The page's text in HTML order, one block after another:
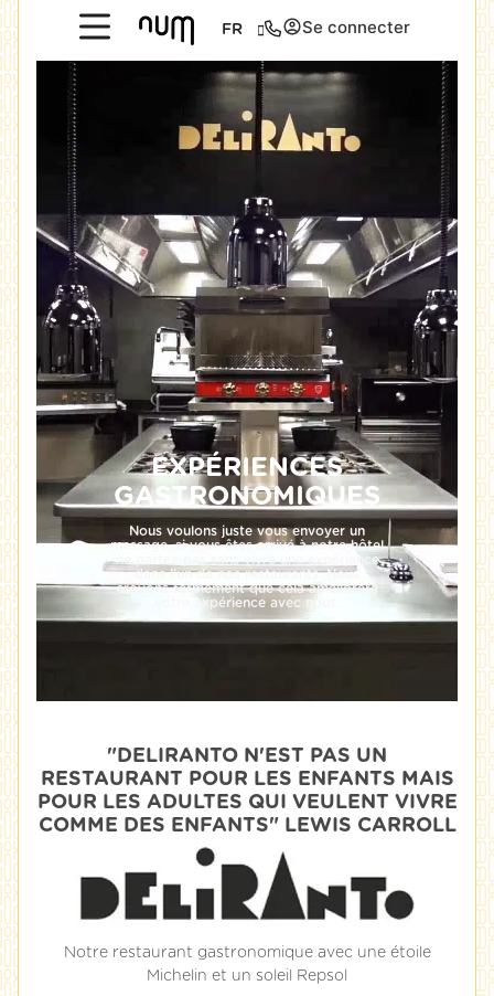
FR Se connecter
EXPÉRIENCES
GASTRONOMIQUES
Nous voulons juste vous envoyer un
message, si vous êtes arrivé à notre hôtel
ne partez pas sans vivre une expérience
dans l’un de nos restaurants. Nous
croyons fermement que cela améliorera
votre expérience avec nous.
"DELIRANTO N'EST PAS UN
RESTAURANT POUR LES ENFANTS MAIS
POUR LES ADULTES QUI VEULENT VIVRE
COMME DES ENFANTS" LEWIS CARROLL
Notre restaurant gastronomique avec une étoile
Michelin et un soleil Repsol